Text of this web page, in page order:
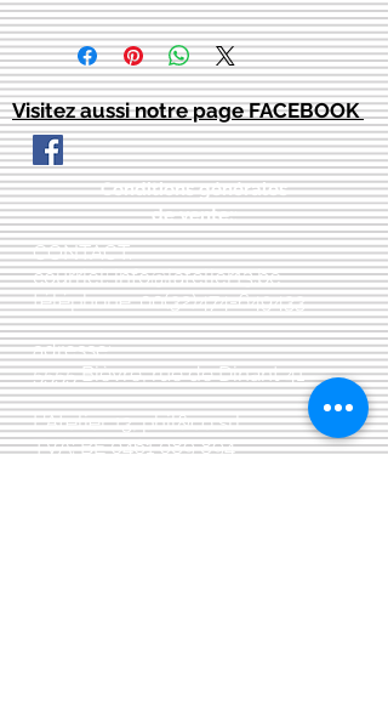
Visitez aussi notre page FACEBOOK
Conditions générales
de vente::
CONTACT:
courriel:info@latelier13.be
téléphone:00(32)474-649433
adresse:
5555 Bièvre, rue de Dinant 41
L'Atelier 13, phil&co srl
TVA: BE0461 089 894